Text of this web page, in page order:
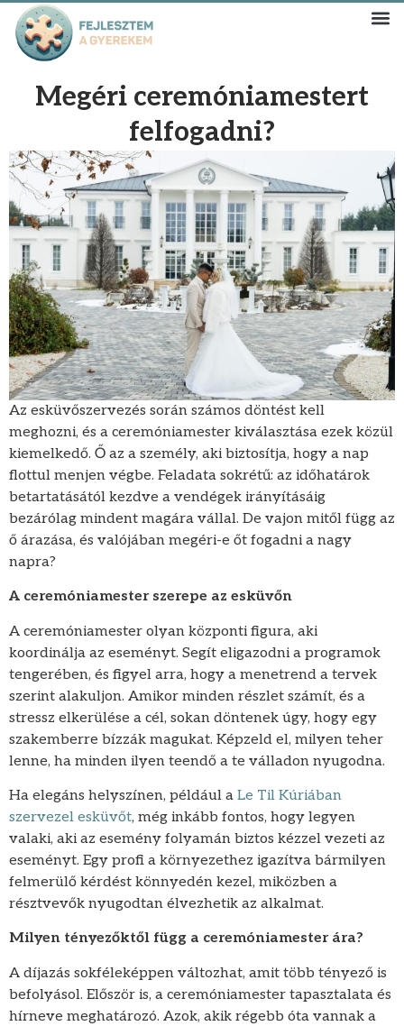
Megéri ceremóniamestert
felfogadni?
Az esküvőszervezés során számos döntést kell
meghozni, és a ceremóniamester kiválasztása ezek közül
kiemelkedő. Ő az a személy, aki biztosítja, hogy a nap
flottul menjen végbe. Feladata sokrétű: az időhatárok
betartatásától kezdve a vendégek irányításáig
bezárólag mindent magára vállal. De vajon mitől függ az
ő árazása, és valójában megéri-e őt fogadni a nagy
napra?
A ceremóniamester szerepe az esküvőn
A ceremóniamester olyan központi figura, aki
koordinálja az eseményt. Segít eligazodni a programok
tengerében, és figyel arra, hogy a menetrend a tervek
szerint alakuljon. Amikor minden részlet számít, és a
stressz elkerülése a cél, sokan döntenek úgy, hogy egy
szakemberre bízzák magukat. Képzeld el, milyen teher
lenne, ha minden ilyen teendő a te válladon nyugodna.
Ha elegáns helyszínen, például a Le Til Kúriában
szervezel esküvőt, még inkább fontos, hogy legyen
valaki, aki az esemény folyamán biztos kézzel vezeti az
eseményt. Egy profi a környezethez igazítva bármilyen
felmerülő kérdést könnyedén kezel, miközben a
résztvevők nyugodtan élvezhetik az alkalmat.
Milyen tényezőktől függ a ceremóniamester ára?
A díjazás sokféleképpen változhat, amit több tényező is
befolyásol. Először is, a ceremóniamester tapasztalata és
hírneve meghatározó. Azok, akik régebb óta vannak a